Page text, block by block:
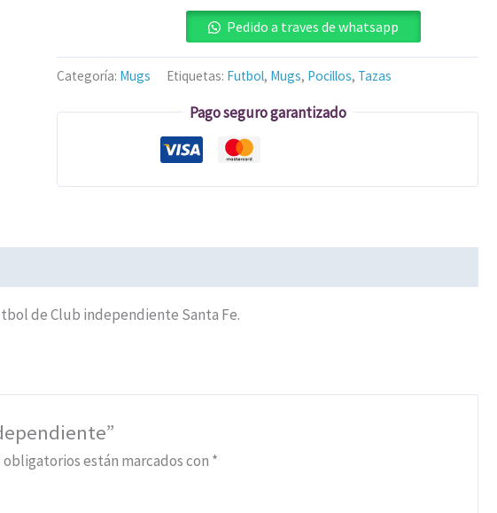
Pedido a traves de whatsapp
Categoría: Mugs Etiquetas: Futbol, Mugs, Pocillos, Tazas
Pago seguro garantizado
de Club independiente Santa Fe.
obligatorios están marcados con *